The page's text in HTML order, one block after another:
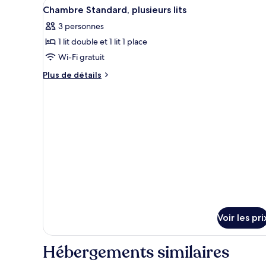
double
de
Chambre
Standard,
lit
double
Afficher
toutes
les
photos
pour
ce
5
Chambre Standard, plusieurs lits
3 personnes
1 lit double et 1 lit 1 place
Wi-Fi gratuit
Plus de détails
Plus
Voir les
Hébergements similaires